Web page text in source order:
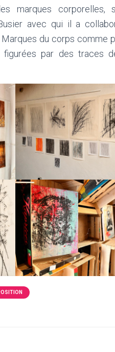
marques corporelles,
avec qui il a
Marques du corps
figurées par des traces